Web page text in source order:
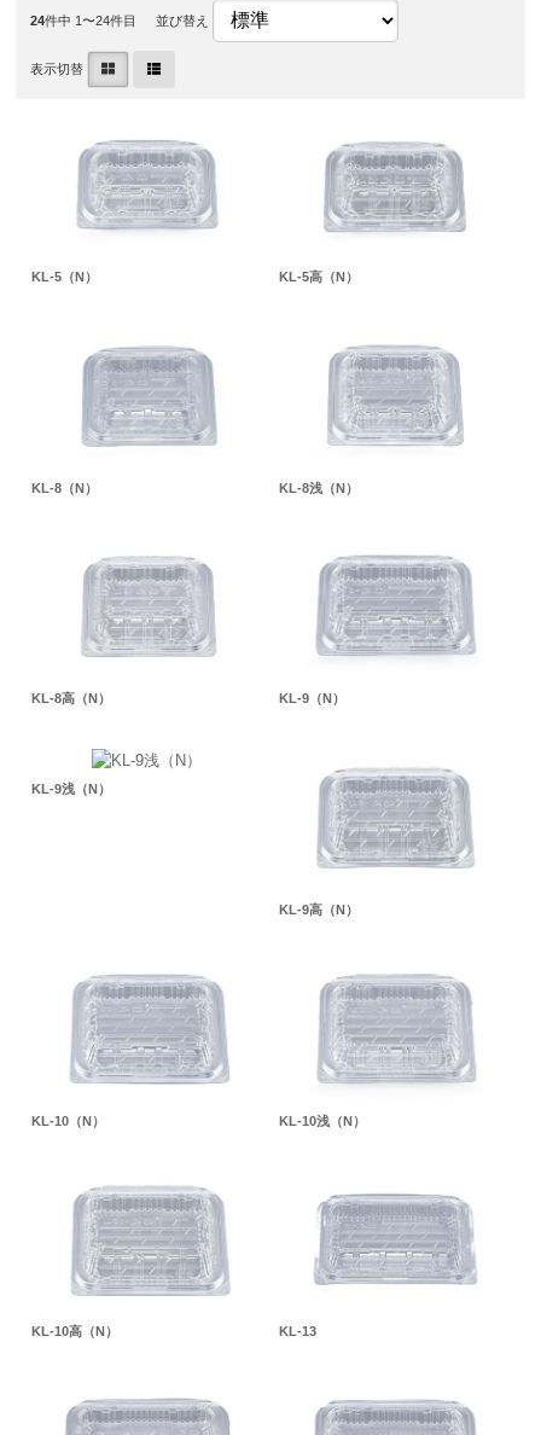
24件中 1〜24件目 並び替え
表示切替
KL-5（N） KL-5高（N）
KL-8（N） KL-8浅（N）
KL-8高（N） KL-9（N）
KL-9浅（N）
KL-9高（N）
KL-10（N） KL-10浅（N）
KL-10高（N） KL-13